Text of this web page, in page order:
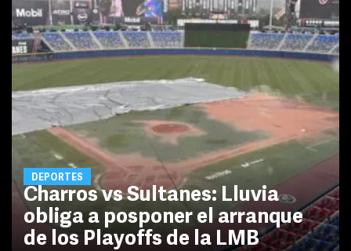
DEPORTES
Charros vs Sultanes: Lluvia
obliga a posponer el arranque
de los Playoffs de la LMB